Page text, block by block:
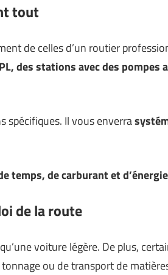
tout
de celles d’un routier
des stations avec des pompes
spécifiques. Il vous enverra
temps, de carburant et d’énergie
de la route
qu’une voiture légère. De plus,
ou de transport de